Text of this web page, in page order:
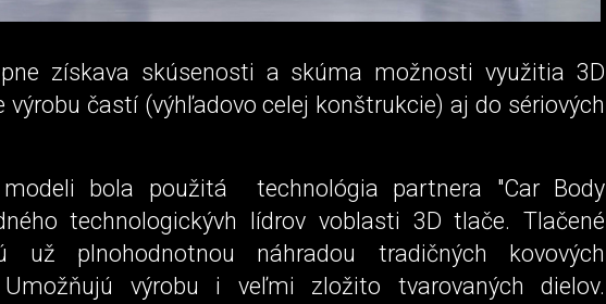
získava skúsenosti a skúma možnosti využitia 3D
výrobu častí (výhľadovo celej konštrukcie) aj do sériových
bola použitá technológia partnera "Car Body
technologickývh lídrov voblasti 3D tlače. Tlačené
už plnohodnotnou náhradou tradičných kovových
výrobu i veľmi zložito tvarovaných dielov.